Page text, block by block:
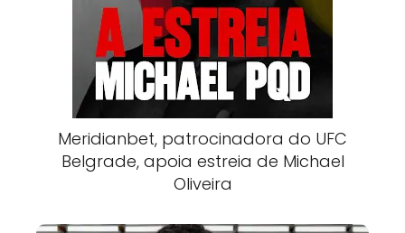
Meridianbet, patrocinadora do UFC
Belgrade, apoia estreia de Michael
Oliveira